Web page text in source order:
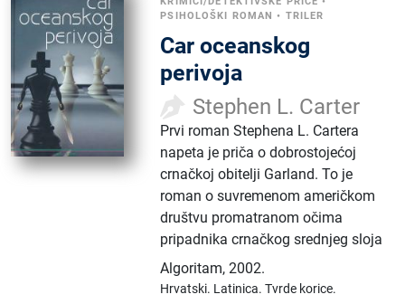
PSIHOLOŠKI ROMAN • TRILER
Car oceanskog
perivoja
Stephen L. Carter
Prvi roman Stephena L. Cartera
napeta je priča o dobrostojećoj
crnačkoj obitelji Garland. To je
roman o suvremenom američkom
društvu promatranom očima
pripadnika crnačkog srednjeg sloja
Algoritam,2002.
Hrvatski. Latinica.Tvrde korice.